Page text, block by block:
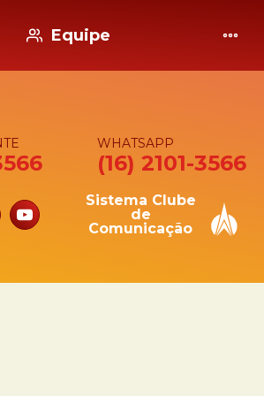
Equipe
WHATSAPP
(16) 2101-3566
Sistema Clube
de
Comunicação